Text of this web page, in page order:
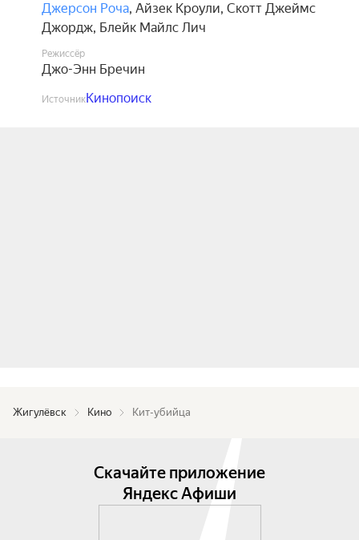
Джерсон Роча, Айзек Кроули, Скотт Джеймс
Джордж, Блейк Майлс Лич
Режиссёр
Джо-Энн Бречин
ИсточникКинопоиск
Жигулёвск Кино Кит-убийца
Скачайте приложение
Яндекс Афиши